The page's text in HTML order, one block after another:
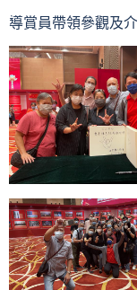
導賞員帶領參觀及